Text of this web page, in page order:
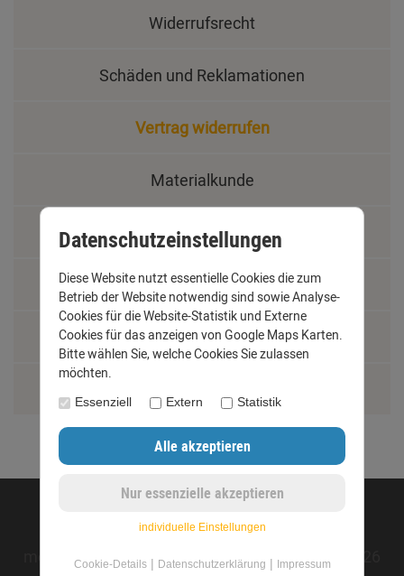
Widerrufsrecht
Schäden und Reklamationen
Vertrag widerrufen
Materialkunde
Fachbegriffe
Jobs
Montage und Installationshilfen
©opyright 2020 - www.dachrinnen-shop.de
ified eCommerce Shopsoftware © 2009-2026
Datenschutzeinstellungen
Diese Website nutzt essentielle Cookies die zum
Betrieb der Website notwendig sind sowie Analyse-
Cookies für die Website-Statistik und Externe
Cookies für das anzeigen von Google Maps Karten.
Bitte wählen Sie, welche Cookies Sie zulassen
möchten.
Essenziell Extern Statistik
individuelle Einstellungen
Cookie-Details| Datenschutzerklärung | Impressum